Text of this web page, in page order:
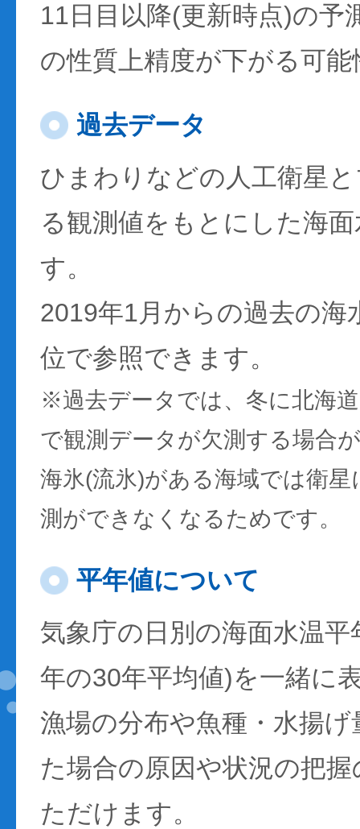
11日目以降(更新時点)の予
の性質上精度が下がる可
過去データ
ひまわりなどの人工衛星
る観測値をもとにした海
す。
2019年1月からの過去の海
位で参照できます。
※過去データでは、冬に北海
で観測データが欠測する場合
海氷(流氷)がある海域では衛
測ができなくなるためです。
平年値について
気象庁の日別の海面水温
年の30年平均値)を一緒に
漁場の分布や魚種・水揚
た場合の原因や状況の把
ただけます。